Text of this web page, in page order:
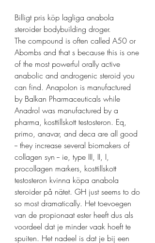
Billigt pris köp lagliga anabola
steroider bodybuilding droger.
The compound is often called A50 or
Abombs and that s because this is one
of the most powerful orally active
anabolic and androgenic steroid you
can find. Anapolon is manufactured
by Balkan Pharmaceuticals while
Anadrol was manufactured by a
pharma, kosttillskott testosteron. Eq,
primo, anavar, and deca are all good
-- they increase several biomakers of
collagen syn -- ie, type III, II, I,
procollagen markers, kosttillskott
testosteron kvinna köpa anabola
steroider på nätet. GH just seems to do
so most dramatically. Het toevoegen
van de propionaat ester heeft dus als
voordeel dat je minder vaak hoeft te
spuiten. Het nadeel is dat je bij een